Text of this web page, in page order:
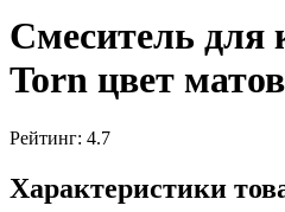
Смеситель для
Torn цвет
Рейтинг: 4.7
Характеристики